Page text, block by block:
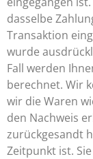
dasselbe
Transaktion
wurde
Fall werden
berechnet. Wir
wir die Waren
den Nachweis
zurückgesandt
Zeitpunkt ist.